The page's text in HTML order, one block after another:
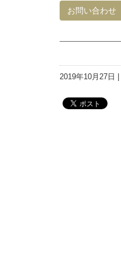
お問い合わせ
2019年10月27日 |